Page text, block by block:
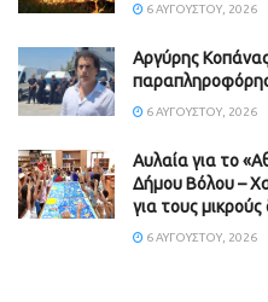
6 ΑΥΓΟΎΣΤΟΥ, 2026
Aργύρης
6 ΑΥΓΟΎΣΤΟΥ, 2026
Αυλαία για το
Δήμου Βόλου –
για τους μικρούς
6 ΑΥΓΟΎΣΤΟΥ, 2026